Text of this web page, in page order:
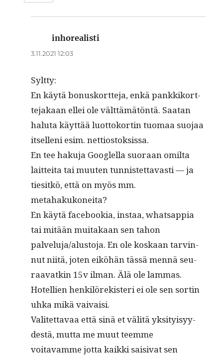
inhorealisti
3.11.2021 12:03
Sylt­ty:
En käytä bonusko­rt­te­ja, enkä pankkiko­rt­
te­jakaan ellei ole vält­tämätön­tä. Saatan
halu­ta käyt­tää luot­toko­rtin tuo­maa suo­jaa
itsel­leni esim. nettiostoksissa.
En tee haku­ja Googlel­la suo­raan omil­ta
lait­tei­ta tai muuten tun­nis­tet­tavasti — ja
tiesitkö, että on myös mm.
metahakukoneita?
En käytä face­bookia, instaa, what­sap­pia
tai mitään muitakaan sen tahon
palveluja/alustoja. En ole koskaan tarvin­
nut niitä, joten eiköhän tässä men­nä seu­
raa­vatkin 15v ilman. Älä ole lammas.
Hotel­lien henkilörek­isteri ei ole sen sortin
uhka mikä vaivaisi.
Valitet­tavaa että sinä et väl­itä yksi­ty­isyy­
destä, mut­ta me muut teemme
voitavamme jot­ta kaik­ki saisi­vat sen